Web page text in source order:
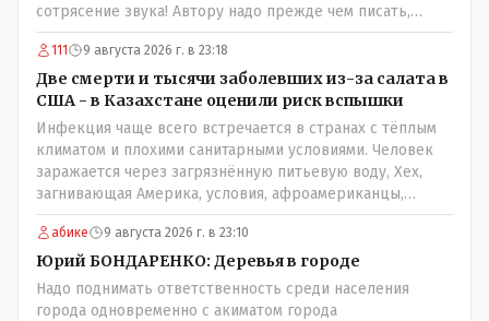
сотрясение звука! Автору надо прежде чем писать,
необходимо самому обратиться в ЖКХ акимата и
разобраться прежде чем своей статьей провоцировать
население города!Согласен всецело!
111 9 августа 2026 г. в 23:18
Две смерти и тысячи заболевших из-за салата в
США - в Казахстане оценили риск вспышки
Инфекция чаще всего встречается в странах с тёплым
климатом и плохими санитарными условиями. Человек
заражается через загрязнённую питьевую воду, Хех,
загнивающая Америка, условия, афроамериканцы,
грязная вода, отсутствие страховок, нечистоплотные
мигранты и прочее.. Лучше России и Казахстана жить
негде..
абике 9 августа 2026 г. в 23:10
Юрий БОНДАРЕНКО: Деревья в городе
Надо поднимать ответственность среди населения
города одновременно с акиматом города